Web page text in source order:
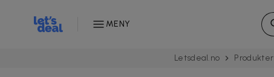
MENY
Letsdeal.no Produkter